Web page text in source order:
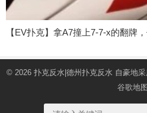
【EV扑克】拿A7撞上7-7-x的翻牌
© 2026 扑克反水|德州扑克反水 自豪地
谷歌地图